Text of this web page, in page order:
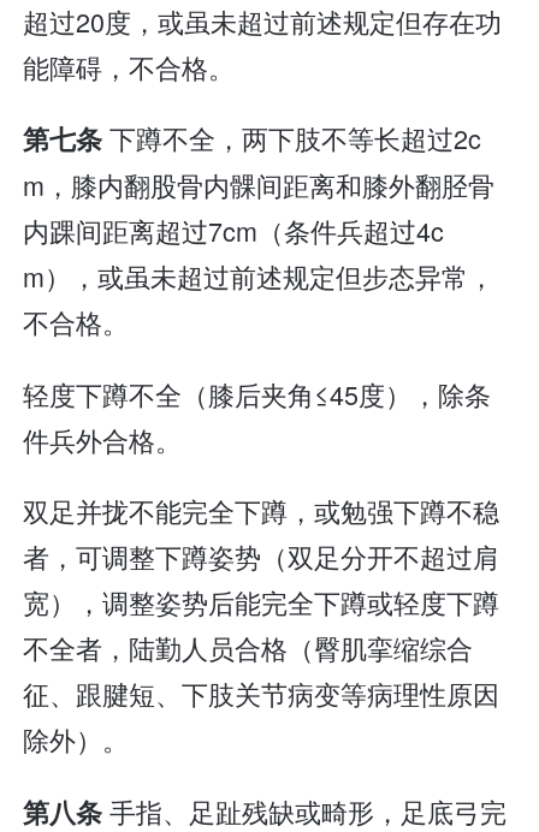
超过20度，或虽未超过前述规定但存在功
能障碍，不合格。
第七条下蹲不全，两下肢不等长超过2c
m，膝内翻股骨内髁间距离和膝外翻胫骨
内踝间距离超过7cm（条件兵超过4c
m），或虽未超过前述规定但步态异常，
不合格。
轻度下蹲不全（膝后夹角≤45度），除条
件兵外合格。
双足并拢不能完全下蹲，或勉强下蹲不稳
者，可调整下蹲姿势（双足分开不超过肩
宽），调整姿势后能完全下蹲或轻度下蹲
不全者，陆勤人员合格（臀肌挛缩综合
征、跟腱短、下肢关节病变等病理性原因
除外）。
第八条手指、足趾残缺或畸形，足底弓完